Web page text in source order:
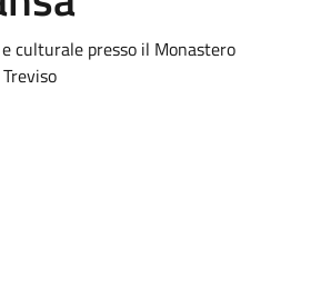
culturale presso il Monastero